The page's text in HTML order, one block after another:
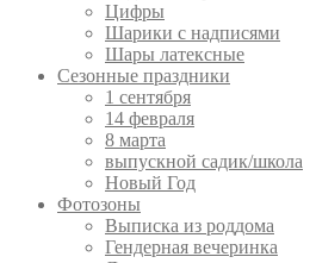
Цифры
Шарики с надписями
Шары латексные
Сезонные праздники
1 сентября
14 февраля
8 марта
выпускной садик/школа
Новый Год
Фотозоны
Выписка из роддома
Гендерная вечеринка